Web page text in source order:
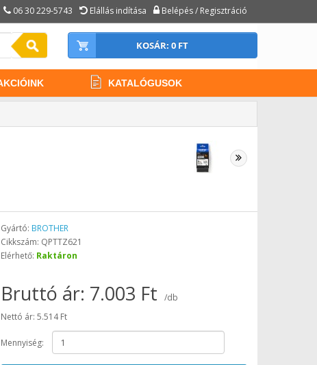
06 30 229-5743 Elállás indítása Belépés / Regisztráció
KOSÁR: 0 FT
KATALÓGUSOK
Gyártó: BROTHER
Cikkszám: QPTTZ621
Elérhető: Raktáron
Bruttó ár: 7.003 Ft
/db
Nettó ár: 5.514 Ft
Mennyiség: